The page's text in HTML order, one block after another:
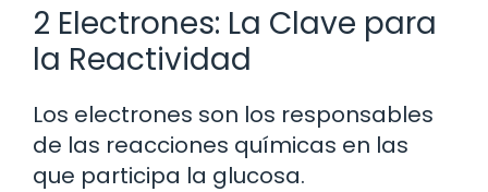
2 Electrones: La Clave para
la Reactividad
Los electrones son los responsables
de las reacciones químicas en las
que participa la glucosa.